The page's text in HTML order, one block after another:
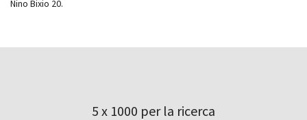
Nino Bixio 20.
5 x 1000 per la ricerca